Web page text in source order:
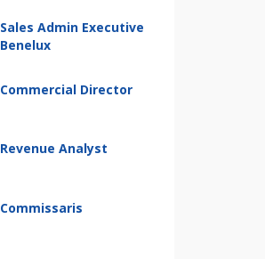
Sales Admin Executive
Benelux
Commercial Director
Revenue Analyst
Commissaris